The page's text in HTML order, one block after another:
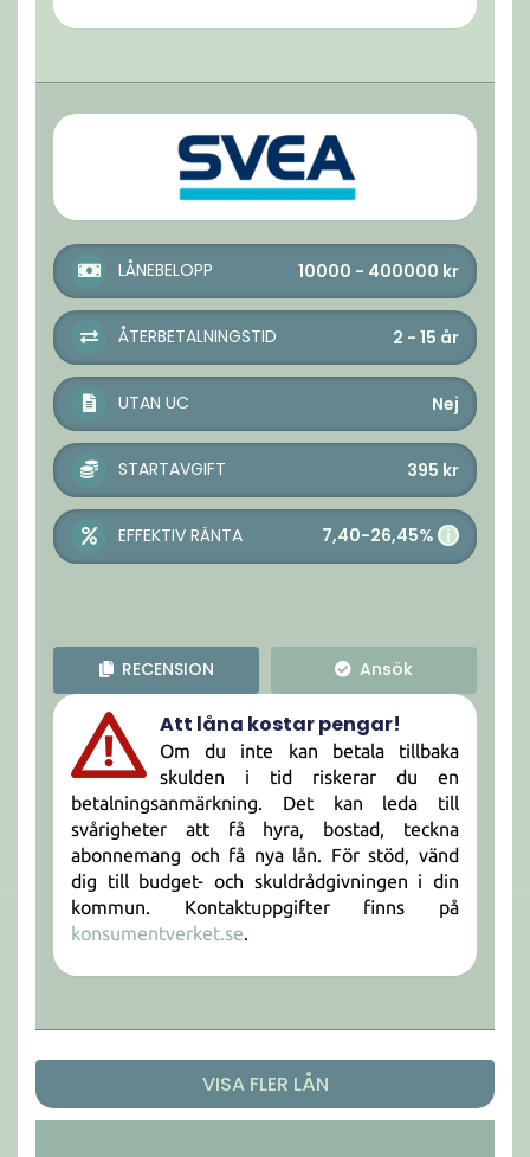
LÅNEBELOPP 10000 - 400000 kr
ÅTERBETALNINGSTID 2 - 15 år
UTAN UC Nej
STARTAVGIFT 395 kr
EFFEKTIV RÄNTA 7,40-26,45% i
RECENSION Ansök
Att låna kostar pengar!
Om du inte kan betala tillbaka
skulden i tid riskerar du en
betalningsanmärkning. Det kan leda till
svårigheter att få hyra, bostad, teckna
abonnemang och få nya lån. För stöd, vänd
dig till budget- och skuldrådgivningen i din
kommun. Kontaktuppgifter finns på
konsumentverket.se.
VISA FLER LÅN